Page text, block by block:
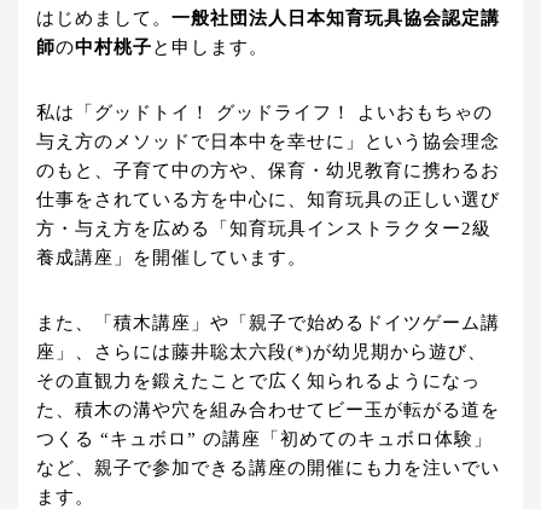
はじめまして。 一般社団法人日本知育玩具協会認定講
師の中村桃子と申します。
私は「グッドトイ！ グッドライフ！ よいおもちゃの
与え方のメソッドで日本中を幸せに」という協会理念
のもと、子育て中の方や、保育・幼児教育に携わるお
仕事をされている方を中心に、知育玩具の正しい選び
方・与え方を広める「知育玩具インストラクター2級
養成講座」を開催しています。
また、「積木講座」や「親子で始めるドイツゲーム講
座」、さらには藤井聡太六段(*)が幼児期から遊び、
その直観力を鍛えたことで広く知られるようになっ
た、積木の溝や穴を組み合わせてビー玉が転がる道を
つくる “キュボロ” の講座「初めてのキュボロ体験」
など、親子で参加できる講座の開催にも力を注いでい
ます。